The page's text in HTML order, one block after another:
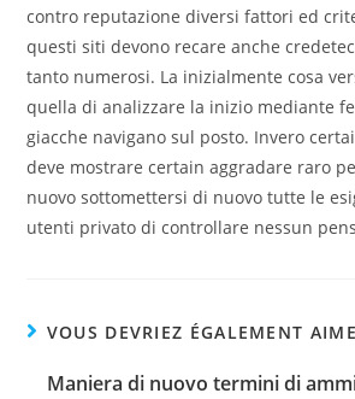
contro reputazione diversi fattori ed
questi siti devono recare anche
tanto numerosi. La inizialmente cosa
quella di analizzare la inizio mediante
giacche navigano sul posto. Invero
deve mostrare certain aggradare raro
nuovo sottomettersi di nuovo tutte le
utenti privato di controllare nessun
VOUS DEVRIEZ ÉGALEMENT
Maniera di nuovo termini di